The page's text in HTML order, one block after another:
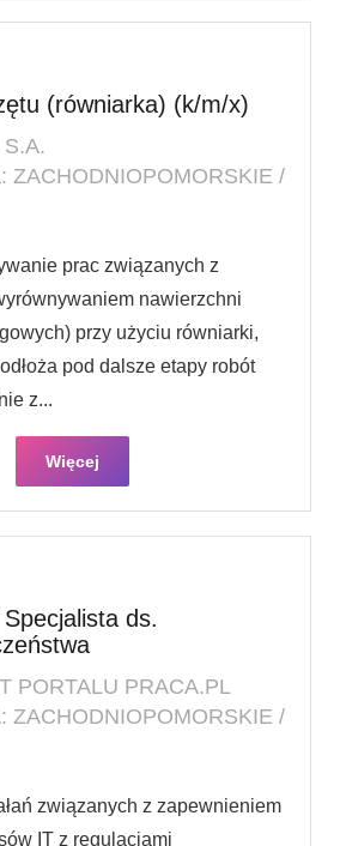
(równiarka) (k/m/x)
ZACHODNIOPOMORSKIE /
prac związanych z
nawierzchni
przy użyciu równiarki,
pod dalsze etapy robót
z...
Więcej
ds.
PORTALU PRACA.PL
ZACHODNIOPOMORSKIE /
związanych z zapewnieniem
IT z regulacjami